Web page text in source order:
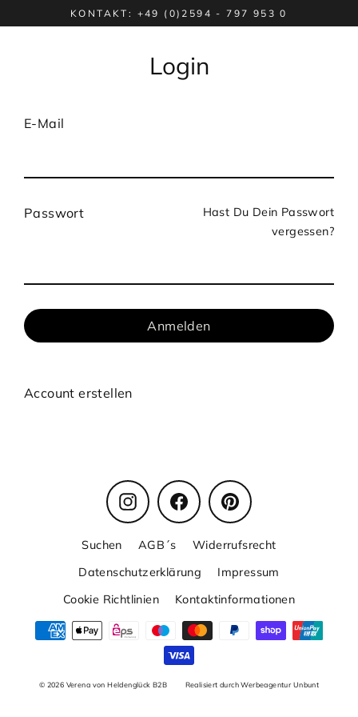
zum
KONTAKT: +49 (0)2594 - 797 953 0
Login
E-Mail
Passwort
Hast Du Dein Passwort
vergessen?
Anmelden
Account erstellen
InstagramFacebookPinterest
Suchen AGB´s
Widerrufsrecht
Datenschutzerklärung
Impressum
Cookie Richtlinien
Kontaktinformationen
© 2026 Verena von Heldenglück B2B Realisiert durch Werbeagentur Unbunt